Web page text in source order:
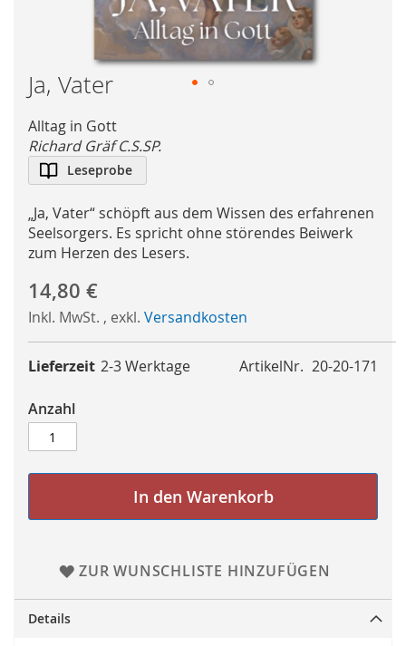
Skip
to
the
beginning
of
the
images
gallery
Ja, Vater
Alltag in Gott
Richard Gräf C.S.SP.
Leseprobe
„Ja, Vater“ schöpft aus dem Wissen des erfahrenen
Seelsorgers. Es spricht ohne störendes Beiwerk
zum Herzen des Lesers.
14,80 €
Inkl. MwSt. , exkl. Versandkosten
ArtikelNr. 20-20-171
Lieferzeit 2-3 Werktage
Anzahl
In den Warenkorb
ZUR WUNSCHLISTE HINZUFÜGEN
Details